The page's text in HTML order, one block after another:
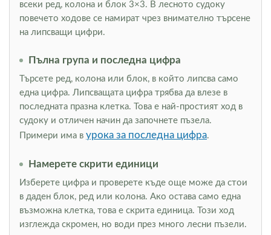
всеки ред, колона и блок 3×3. В лесното судоку
повечето ходове се намират чрез внимателно търсене
на липсващи цифри.
Пълна група и последна цифра
Търсете ред, колона или блок, в който липсва само
една цифра. Липсващата цифра трябва да влезе в
последната празна клетка. Това е най-простият ход в
судоку и отличен начин да започнете пъзела.
Примери има в урока за последна цифра.
Намерете скрити единици
Изберете цифра и проверете къде още може да стои
в даден блок, ред или колона. Ако остава само една
възможна клетка, това е скрита единица. Този ход
изглежда скромен, но води през много лесни пъзели.